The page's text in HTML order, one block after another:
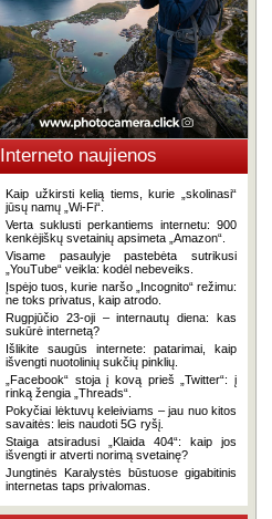
Interneto naujienos
Kaip užkirsti kelią tiems, kurie „skolinasi“
jūsų namų „Wi-Fi“.
Verta suklusti perkantiems internetu: 900
kenkėjiškų svetainių apsimeta „Amazon“.
Visame pasaulyje pastebėta sutrikusi
„YouTube“ veikla: kodėl nebeveiks.
Įspėjo tuos, kurie naršo „Incognito“ režimu:
ne toks privatus, kaip atrodo.
Rugpjūčio 23-oji – internautų diena: kas
sukūrė internetą?
Išlikite saugūs internete: patarimai, kaip
išvengti nuotolinių sukčių pinklių.
„Facebook“ stoja į kovą prieš „Twitter“: į
rinką žengia „Threads“.
Pokyčiai lėktuvų keleiviams – jau nuo kitos
savaitės: leis naudoti 5G ryšį.
Staiga atsiradusi „Klaida 404“: kaip jos
išvengti ir atverti norimą svetainę?
Jungtinės Karalystės būstuose gigabitinis
internetas taps privalomas.